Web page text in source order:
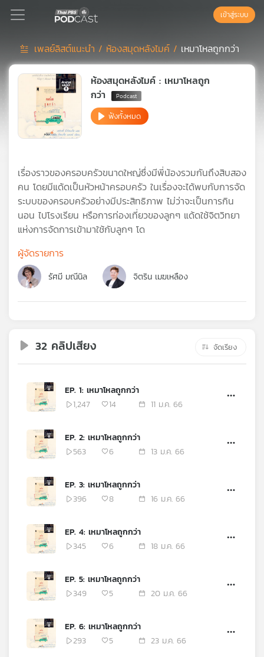
Podcast
เพล
ของ
คุณ
กิจกรรม
เข้าสู่ระบบ
เพลย์ลิสต์แนะนำ / ห้องสมุดหลังไมค์ / เหมาโหลถูกกว่า
ห้องสมุดหลังไมค์ : เหมาโหลถูก
กว่า
ฟังทั้งหมด
เรื่องราวของครอบครัวขนาดใหญ่ซึ่งมีพี่น้องรวมกันถึงสิบสอง
คน โดยมีแด้ดเป็นหัวหน้าครอบครัว ในเรื่องจะได้พบกับการจัด
ระบบของครอบครัวอย่างมีประสิทธิภาพ ไม่ว่าจะเป็นการกิน
นอน ไปโรงเรียน หรือการท่องเที่ยวของลูกๆ แด้ดใช้จิตวิทยา
แห่งการจัดการเข้ามาใช้กับลูกๆ โด
ผู้จัดรายการ
รัศมี มณีนิล จิตริน เมฆเหลือง
32 คลิปเสียง จัดเรียง
EP. 1: เหมาโหลถูกกว่า
1,247
14 11 ม.ค. 66
EP. 2: เหมาโหลถูกกว่า
563
6 13 ม.ค. 66
EP. 3: เหมาโหลถูกกว่า
396
8 16 ม.ค. 66
EP. 4: เหมาโหลถูกกว่า
345
6 18 ม.ค. 66
EP. 5: เหมาโหลถูกกว่า
349
5 20 ม.ค. 66
EP. 6: เหมาโหลถูกกว่า
293
5 23 ม.ค. 66